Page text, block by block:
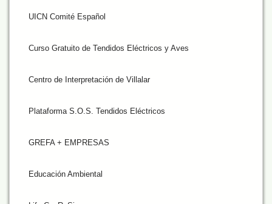
UICN Comité Español
Curso Gratuito de Tendidos Eléctricos y Aves
Centro de Interpretación de Villalar
Plataforma S.O.S. Tendidos Eléctricos
GREFA + EMPRESAS
Educación Ambiental